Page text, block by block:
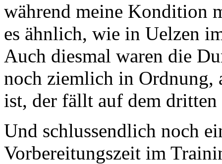
während meine Kondition
es ähnlich, wie in Uelzen
Auch diesmal waren die
noch ziemlich in Ordnung,
ist, der fällt auf dem
Und schlussendlich noch
Vorbereitungszeit im